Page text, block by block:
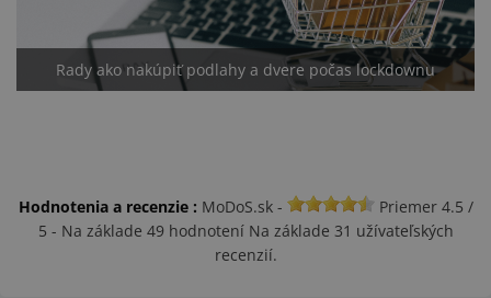
Rady ako nakúpiť podlahy a dvere počas lockdownu
Hodnotenia a recenzie : MoDoS.sk- Priemer 4.5 /
5 - Na základe 49hodnotení Na základe 31 užívateľských
recenzií.